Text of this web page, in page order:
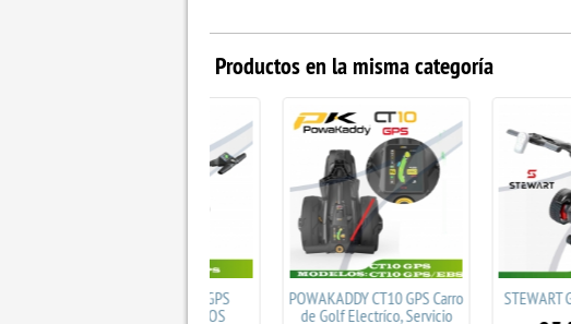
Productos en la misma categoría
POWAKADDY CT10 GPS Carro
de Golf Electríco, Servicio
STEWART GOLF Q